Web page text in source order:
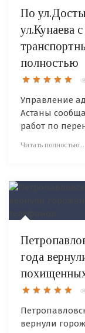
По
ул.Кунаева
полностью
Управление
Астаны
работ по
Читать полностью...
года
вернули